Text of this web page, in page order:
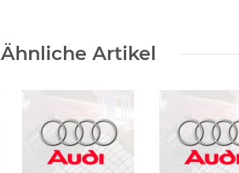
Ähnliche Artikel